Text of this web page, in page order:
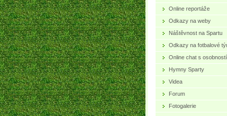
Online reportáže
Odkazy na weby
Náštěvnost na Spartu
Odkazy na fotbalové
Online chat s osobností
Hymny Sparty
Videa
Forum
Fotogalerie